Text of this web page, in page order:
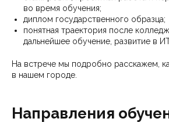
во время обучения;
диплом государственного образца;
понятная траектория после
дальнейшее обучение, развитие в
На встрече мы подробно расскажем,
в нашем городе.
Направления